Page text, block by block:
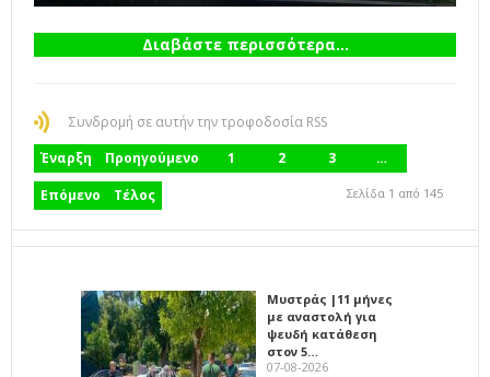
Διαβάστε περισσότερα...
Συνδρομή σε αυτήν την τροφοδοσία RSS
Έναρξη
Προηγούμενο 1 2 3
…
Επόμενο
Τέλος Σελίδα 1 από 145
Μυστράς |11 μήνες
με αναστολή για
ψευδή κατάθεση
στον 5…
07-08-2026